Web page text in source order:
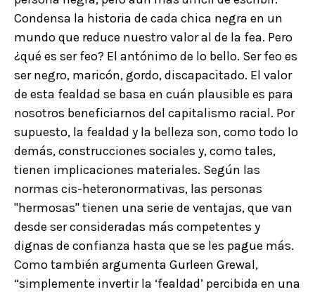
Condensa la historia de cada chica negra en un
mundo que reduce nuestro valor al de la fea. Pero
¿qué es ser feo? El antónimo de lo bello. Ser feo es
ser negro, maricón, gordo, discapacitado. El valor
de esta fealdad se basa en cuán plausible es para
nosotros beneficiarnos del capitalismo racial. Por
supuesto, la fealdad y la belleza son, como todo lo
demás, construcciones sociales y, como tales,
tienen implicaciones materiales. Según las
normas cis-heteronormativas, las personas
"hermosas" tienen una serie de ventajas, que van
desde ser consideradas más competentes y
dignas de confianza hasta que se les pague más.
Como también argumenta Gurleen Grewal,
“simplemente invertir la ‘fealdad’ percibida en una